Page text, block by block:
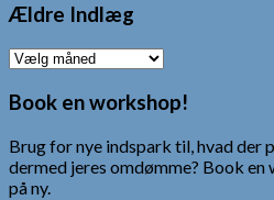
Ældre Indlæg
Ældre
Book en workshop!
Brug for nye indspark til, hvad der
dermed jeres omdømme? Book
på ny.